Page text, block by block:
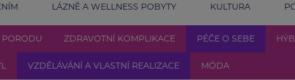
LÁZNĚ A WELLNESS POBYTY KULTURA
PORODU ZDRAVOTNÍ KOMPLIKACE PÉČE O SEBE
VZDĚLÁVÁNÍ A VLASTNÍ REALIZACE MÓDA